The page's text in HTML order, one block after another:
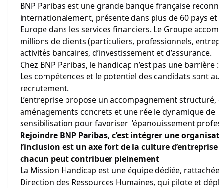
BNP Paribas est une grande banque française
internationalement, présente dans plus de 60 pays
Europe dans les services financiers. Le Groupe
millions de clients (particuliers, professionnels,
activités bancaires, d’investissement et d’assurance.
Chez BNP Paribas, le handicap n’est pas une barrière :
Les compétences et le potentiel des candidats sont
recrutement.
L’entreprise propose un accompagnement structuré,
aménagements concrets et une réelle dynamique de
sensibilisation pour favoriser l’épanouissement
Rejoindre BNP Paribas, c’est intégrer une
l’inclusion est un axe fort de la culture
chacun peut contribuer pleinement
La Mission Handicap est une équipe dédiée,
Direction des Ressources Humaines, qui pilote et